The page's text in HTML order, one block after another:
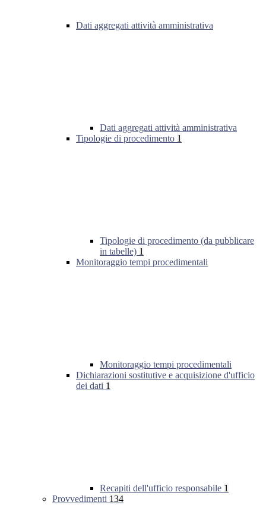
Dati aggregati attività amministrativa
Dati aggregati attività amministrativa
Tipologie di procedimento 1
Tipologie di procedimento (da pubblicare
in tabelle) 1
Monitoraggio tempi procedimentali
Monitoraggio tempi procedimentali
Dichiarazioni sostitutive e acquisizione d'ufficio
dei dati 1
Recapiti dell'ufficio responsabile 1
Provvedimenti 134